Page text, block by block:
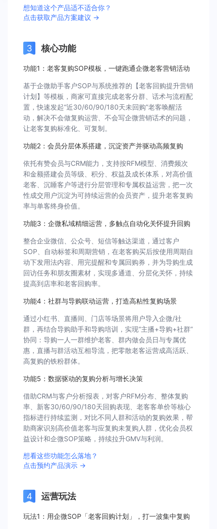
想知道这个产品适不适合你？
点击获取产品方案建议 →
核心功能
功能1：老客复购SOP模板，一键跑通企微老客营销活动
基于企微助手客户SOP与系统推荐的【老客回购提升营销
计划】等模板，商家可直接完成老客分群、话术与流程配
置，快速发起“近30/60/90/180天未回购”老客唤醒活
动，解决不会做复购运营、不会写企微营销话术的问题，
让老客复购标准化、可复制。
功能2：会员分层体系搭建，沉淀资产并驱动高频复购
依托有赞会员与CRM能力，支持按RFM模型、消费频次
和金额搭建会员等级、积分、权益及成长体系，对高价值
老客、沉睡客户等进行分层管理和专属权益运营，把一次
性成交用户沉淀为可持续运营的会员资产，提升老客复购
率与单客终身价值。
功能3：企微私域精细运营，多触点自动化关怀提升回购
整合企业微信、公众号、短信等触达渠道，通过客户
SOP、自动标签和周期营销，在老客购买后按使用周期自
动下发用法内容、用完提醒和专属回购券，并为导购生成
回访任务和朋友圈素材，实现多通道、分层化关怀，持续
提高到店率和老客回购率。
功能4：社群与导购联动运营，打造高粘性复购场景
通过小红书、直播间、门店等场景将用户导入企微/社
群，再结合导购助手和导购培训，实现“主播+导购+社群”
协同：导购一人一群维护老客、群内做会员日与专属优
惠，直播与群活动互相导流，把零散老客运营成高活跃、
高复购的铁粉群体。
功能5：数据驱动的复购分析与增长决策
借助CRM与客户分析报表，对客户RFM分布、整体复购
率、新客30/60/90/180天回购表现、老客客单价等核心
指标进行持续监测，对比不同人群和活动的复购效果，帮
助商家识别高价值老客与应复购未复购人群，优化会员权
益设计和企微SOP策略，持续拉升GMV与利润。
想看这些功能怎么落地？
点击预约产品演示 →
运营玩法
玩法1：用企微SOP「老客回购计划」，打一波集中复购